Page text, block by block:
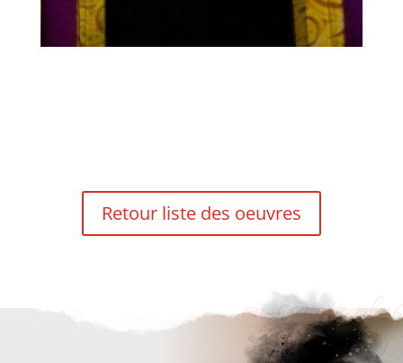
Retour liste des oeuvres
en savoir plus